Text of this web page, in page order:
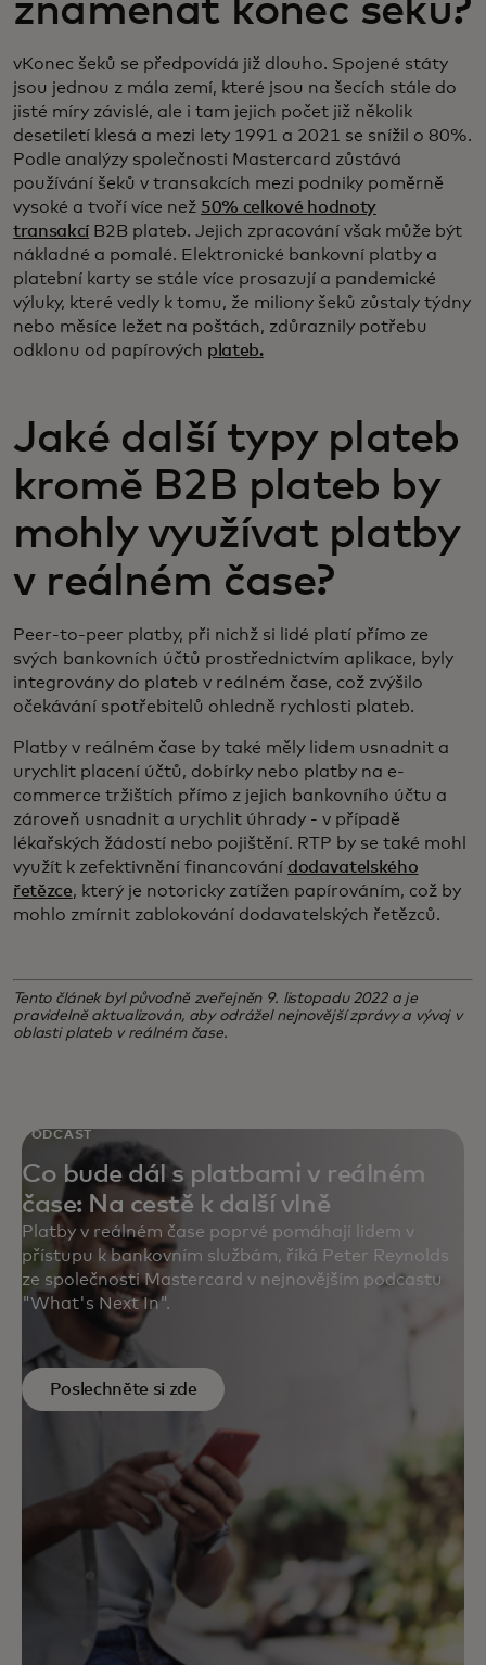
znamenat konec šeků?
vKonec šeků se předpovídá již dlouho. Spojené státy
jsou jednou z mála zemí, které jsou na šecích stále do
jisté míry závislé, ale i tam jejich počet již několik
desetiletí klesá a mezi lety 1991 a 2021 se snížil o 80%.
Podle analýzy společnosti Mastercard zůstává
používání šeků v transakcích mezi podniky poměrně
vysoké a tvoří více než 50% celkové hodnoty
transakcí B2B plateb. Jejich zpracování však může být
nákladné a pomalé. Elektronické bankovní platby a
platební karty se stále více prosazují a pandemické
výluky, které vedly k tomu, že miliony šeků zůstaly týdny
nebo měsíce ležet na poštách, zdůraznily potřebu
odklonu od papírových plateb.
Jaké další typy plateb
kromě B2B plateb by
mohly využívat platby
v reálném čase?
Peer-to-peer platby, při nichž si lidé platí přímo ze
svých bankovních účtů prostřednictvím aplikace, byly
integrovány do plateb v reálném čase, což zvýšilo
očekávání spotřebitelů ohledně rychlosti plateb.
Platby v reálném čase by také měly lidem usnadnit a
urychlit placení účtů, dobírky nebo platby na e-
commerce tržištích přímo z jejich bankovního účtu a
zároveň usnadnit a urychlit úhrady - v případě
lékařských žádostí nebo pojištění. RTP by se také mohl
využít k zefektivnění financování dodavatelského
řetězce, který je notoricky zatížen papírováním, což by
mohlo zmírnit zablokování dodavatelských řetězců.
Tento článek byl původně zveřejněn 9. listopadu 2022 a je
pravidelně aktualizován, aby odrážel nejnovější zprávy a vývoj v
oblasti plateb v reálném čase.
PODCAST
Co bude dál s platbami v reálném
čase: Na cestě k další vlně
Platby v reálném čase poprvé pomáhají lidem v
přístupu k bankovním službám, říká Peter Reynolds
ze společnosti Mastercard v nejnovějším podcastu
"What's Next In".
Poslechněte si zde